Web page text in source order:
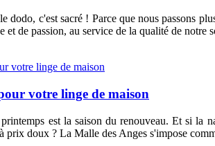
dodo, c'est sacré ! Parce que nous passons
et de passion, au service de la qualité de notre
votre linge de maison
est la saison du renouveau. Et si la
prix doux ? La Malle des Anges s'impose